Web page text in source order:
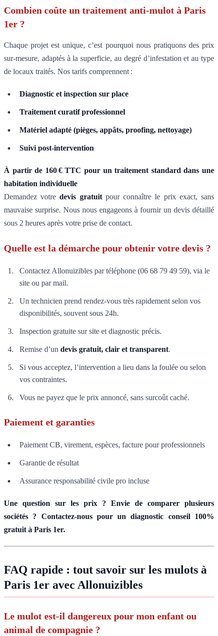
Combien coûte un traitement anti-mulot à Paris
1er ?
Chaque projet est unique, c’est pourquoi nous pratiquons des prix
sur-mesure, adaptés à la superficie, au degré d’infestation et au type
de locaux traités. Nos tarifs comprennent :
Diagnostic et inspection sur place
Traitement curatif professionnel
Matériel adapté (pièges, appâts, proofing, nettoyage)
Suivi post-intervention
À partir de 160 € TTC pour un traitement standard dans une
habitation individuelle
Demandez votredevis gratuitpour connaître le prix exact, sans
mauvaise surprise. Nous nous engageons à fournir un devis détaillé
sous 2 heures après votre prise de contact.
Quelle est la démarche pour obtenir votre devis ?
Contactez Allonuizibles par téléphone (06 68 79 49 59), via le
site ou par mail.
Un technicien prend rendez-vous très rapidement selon vos
disponibilités, souvent sous 24h.
Inspection gratuite sur site et diagnostic précis.
Remise d’un devis gratuit, clair et transparent.
Si vous acceptez, l’intervention a lieu dans la foulée ou selon
vos contraintes.
Vous ne payez que le prix annoncé, sans surcoût caché.
Paiement et garanties
Paiement CB, virement, espèces, facture pour professionnels
Garantie de résultat
Assurance responsabilité civile pro incluse
Une question sur les prix ? Envie de comparer plusieurs
sociétés ? Contactez-nous pour un diagnostic conseil 100%
gratuit à Paris 1er.
FAQ rapide : tout savoir sur les mulots à
Paris 1er avec Allonuizibles
Le mulot est-il dangereux pour mon enfant ou
animal de compagnie ?